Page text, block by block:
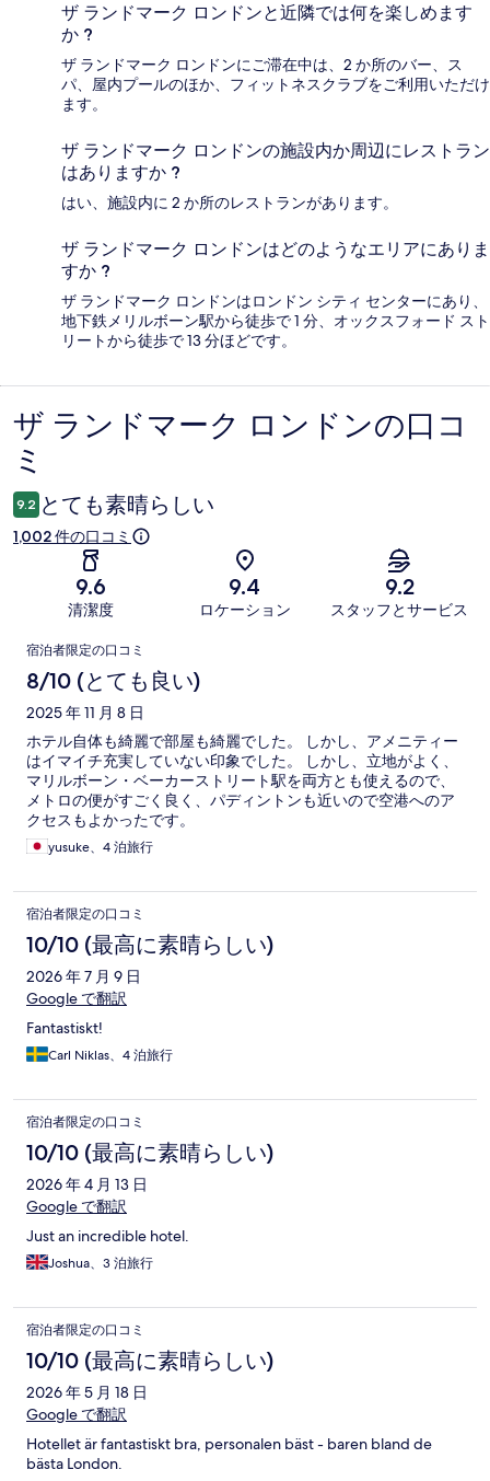
ザ ランドマーク ロンドンと近隣では何を楽しめます
か ?
ザ ランドマーク ロンドンにご滞在中は、2 か所のバー、ス
パ、屋内プールのほか、フィットネスクラブをご利用いただけ
ます。
ザ ランドマーク ロンドンの施設内か周辺にレストラン
はありますか ?
はい、施設内に 2 か所のレストランがあります。
ザ ランドマーク ロンドンはどのようなエリアにありま
すか ?
ザ ランドマーク ロンドンはロンドン シティ センターにあり、
地下鉄メリルボーン駅から徒歩で 1 分、オックスフォード スト
リートから徒歩で 13 分ほどです。
口
コ
ミ
ザ ランドマーク ロンドンの口コ
ミ
9.2 とても素晴らしい
1,002 件の口コミ
9.6
清潔度
9.4
ロケーション
9.2
スタッフとサービス
口
コ
ミ
宿泊者限定の口コミ
8/10 (とても良い)
2025 年 11 月 8 日
ホテル自体も綺麗で部屋も綺麗でした。 しかし、アメニティー
はイマイチ充実していない印象でした。 しかし、立地がよく、
マリルボーン・ベーカーストリート駅を両方とも使えるので、
メトロの便がすごく良く、パディントンも近いので空港へのア
クセスもよかったです。
yusuke、4 泊旅行
宿泊者限定の口コミ
10/10 (最高に素晴らしい)
2026 年 7 月 9 日
Google で翻訳
Fantastiskt!
Carl Niklas、4 泊旅行
宿泊者限定の口コミ
10/10 (最高に素晴らしい)
2026 年 4 月 13 日
Google で翻訳
Just an incredible hotel.
Joshua、3 泊旅行
宿泊者限定の口コミ
10/10 (最高に素晴らしい)
2026 年 5 月 18 日
Google で翻訳
Hotellet är fantastiskt bra, personalen bäst - baren bland de
bästa London.